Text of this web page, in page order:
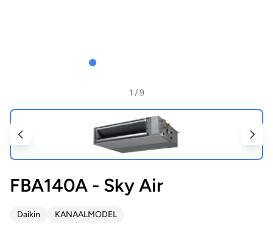
1 / 9
FBA140A - Sky Air
Daikin KANAALMODEL